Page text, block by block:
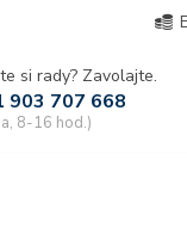
si rady? Zavolajte.
903 707 668
8-16 hod.)